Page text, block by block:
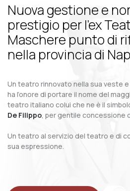
Nuova gestione e
prestigio per l’ex
Maschere punto di
nella provincia di
Un teatro rinnovato nella sua veste
ha l’onore di portare il nome del
teatro italiano colui che ne è il
De Filippo, per gentile concessione
Un teatro al servizio del teatro e di
sua espressione.